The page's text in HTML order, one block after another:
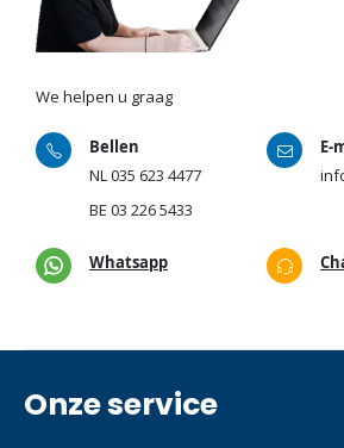
We helpen u graag
Bellen
NL035 623 4477
BE 03 226 5433
E-
Whatsapp
Onze service